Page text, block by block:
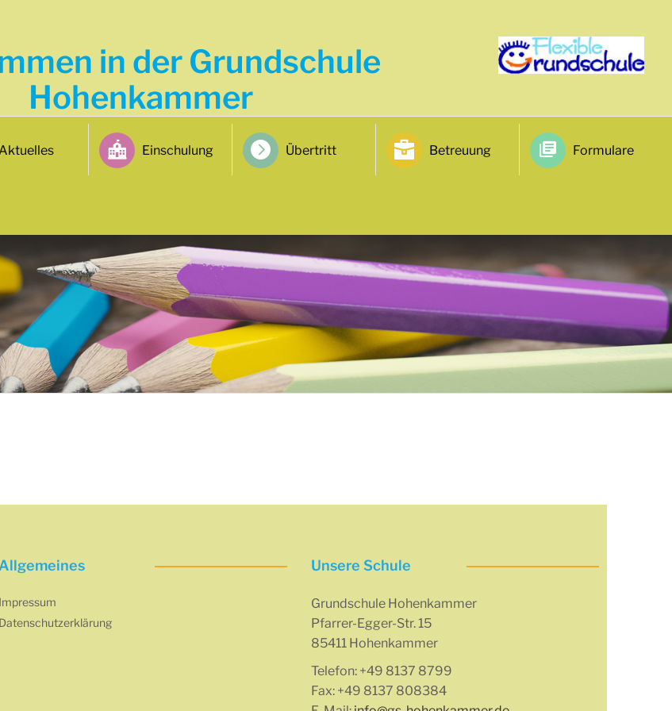
in der Grundschule
Hohenkammer
Einschulung Übertritt Betreuung Formulare
Allgemeines
Impressum
Datenschutzerklärung
Unsere Schule
Grundschule Hohenkammer
Pfarrer-Egger-Str. 15
85411 Hohenkammer
Telefon: +49 8137 8799
Fax: +49 8137 808384